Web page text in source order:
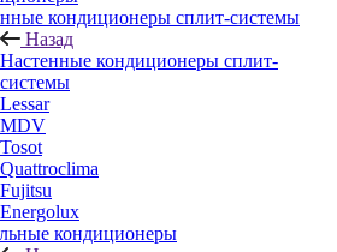
кондиционеры сплит-системы
Назад
Настенные кондиционеры сплит-
системы
Lessar
MDV
Tosot
Quattroclima
Fujitsu
Energolux
кондиционеры